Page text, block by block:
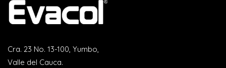
Cra. 23 No. 13-100, Yumbo,
Valle del Cauca.